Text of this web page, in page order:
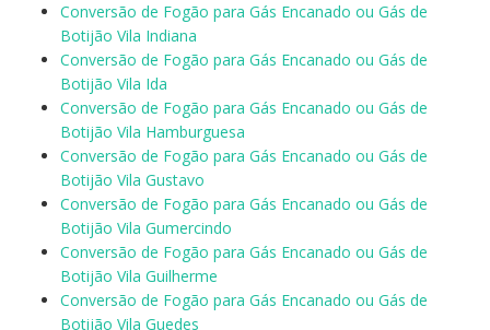
Conversão de Fogão para Gás Encanado ou Gás de
Botijão Vila Indiana
Conversão de Fogão para Gás Encanado ou Gás de
Botijão Vila Ida
Conversão de Fogão para Gás Encanado ou Gás de
Botijão Vila Hamburguesa
Conversão de Fogão para Gás Encanado ou Gás de
Botijão Vila Gustavo
Conversão de Fogão para Gás Encanado ou Gás de
Botijão Vila Gumercindo
Conversão de Fogão para Gás Encanado ou Gás de
Botijão Vila Guilherme
Conversão de Fogão para Gás Encanado ou Gás de
Botijão Vila Guedes